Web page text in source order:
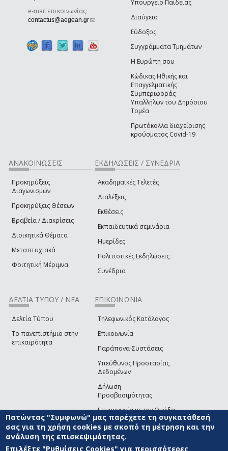
e-mail επικοινωνίας:
contactus@aegean.gr(link sends e-mail)
Υπουργείο Παιδείας
Διαύγεια
Εύδοξος
Συγγράμματα Τμημάτων
Η Ευρώπη σου
Κώδικας Ηθικής και
Επαγγελματικής
Συμπεριφοράς
Υπαλλήλων του Δημόσιου
Τομέα
Πρωτόκολλα διαχείρισης
κρούσματος Covid-19
ΑΝΑΚΟΙΝΩΣΕΙΣ
Προκηρύξεις
Διαγωνισμών
Προκηρύξεις Θέσεων
Βραβεία / Διακρίσεις
Διοικητικά Θέματα
Μεταπτυχιακά
Φοιτητική Μέριμνα
ΕΚΔΗΛΩΣΕΙΣ / ΣΥΝΕΔΡΙΑ
Ακαδημαϊκές Τελετές
Διαλέξεις
Εκθέσεις
Εκπαιδευτικά σεμινάρια
Ημερίδες
Πολιτιστικές Εκδηλώσεις
Συνέδρια
ΔΕΛΤΙΑ ΤΥΠΟΥ / ΝΕΑ
Δελτία Τύπου
Το πανεπιστήμιο στην
επικαιρότητα
ΕΠΙΚΟΙΝΩΝΙΑ
Τηλεφωνικός Κατάλογος
Επικοινωνία
Παράπονα-Συστάσεις
Υπεύθυνος Προστασίας
Δεδομένων
Δήλωση
Προσβασιμότητας
Επικοινωνία με την Ομάδα
Ανάπτυξης του site(link sends e-mail)
© ΠΑΝΕΠΙΣΤΗΜΙΟ ΑΙΓΑΙΟΥ ΟΡΟΙ ΧΡΗΣΗΣ
ΑΝΑΠΤΥΞΗΣ
Πατώντας "Συμφωνώ" μας παρέχετε τη συγκατάθεσή
σας για τη χρήση cookies με σκοπό τη μέτρηση και την
ανάλυση της επισκεψιμότητας.
Επιλέξτε "Ρυθμίσεις Cookies" για περισσότερες